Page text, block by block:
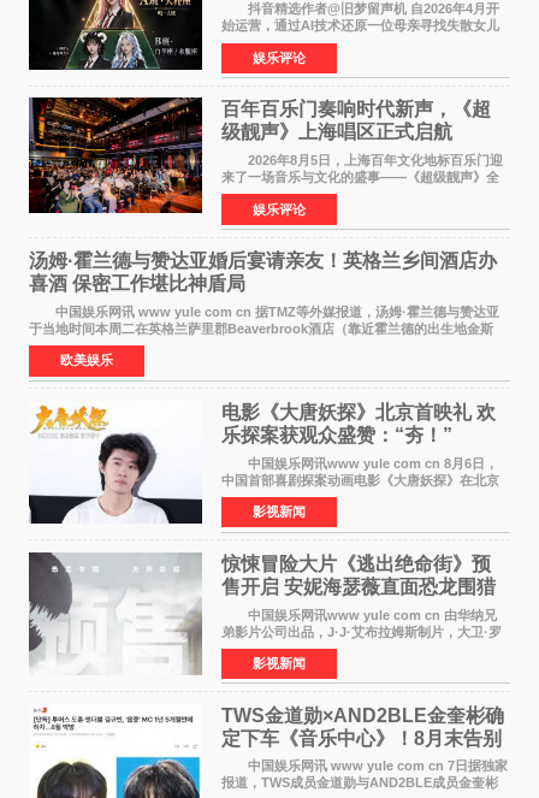
抖音精选作者@旧梦留声机 自2026年4月开
始运营，通过AI技术还原一位母亲寻找失散女儿
的故事，凭借强情感表达获得大量用户关注，发
布仅21小时便获得超1亿曝光、超1000万互动。
此后，账号持续沿
娱乐评论
百年百乐门奏响时代新声，《超
级靓声》上海唱区正式启航
2026年8月5日，上海百年文化地标百乐门迎
来了一场音乐与文化的盛事——《超级靓声》全
国励志音乐公益节目上海唱区新闻发布会暨启动
仪式在此隆重举行。各界领导、嘉宾与媒体朋友
齐聚一堂，共同
娱乐评论
汤姆·霍兰德与赞达亚婚后宴请亲友！英格兰乡间酒店办
喜酒 保密工作堪比神盾局
中国娱乐网讯 www yule com cn 据TMZ等外媒报道，汤姆·霍兰德与赞达亚
于当地时间本周二在英格兰萨里郡Beaverbrook酒店（靠近霍兰德的出生地金斯
顿）举办婚宴，邀请家人与朋友们喝喜酒，庆祝
欧美娱乐
电影《大唐妖探》北京首映礼 欢
乐探案获观众盛赞：“夯！”
中国娱乐网讯www yule com cn 8月6日，
中国首部喜剧探案动画电影《大唐妖探》在北京
举办电影首映礼。导演程腾、联合导演黄珉、总
制片人曹紫建、制片人李莹莹，配音导演张喆，
对白指导程寅，领
影视新闻
惊悚冒险大片《逃出绝命街》预
售开启 安妮海瑟薇直面恐龙围猎
中国娱乐网讯www yule com cn 由华纳兄
弟影片公司出品，J·J·艾布拉姆斯制片，大卫·罗
伯特·米切尔执导，好莱坞巨星安妮·海瑟薇和伊万
·麦克格雷格领衔主演的2026暑期惊悚冒险大片
《逃出绝
影视新闻
TWS金道勋×AND2BLE金奎彬确
定下车《音乐中心》！8月末告别
MC席位
中国娱乐网讯 www yule com cn 7日据独家
报道，TWS成员金道勋与AND2BLE成员金奎彬